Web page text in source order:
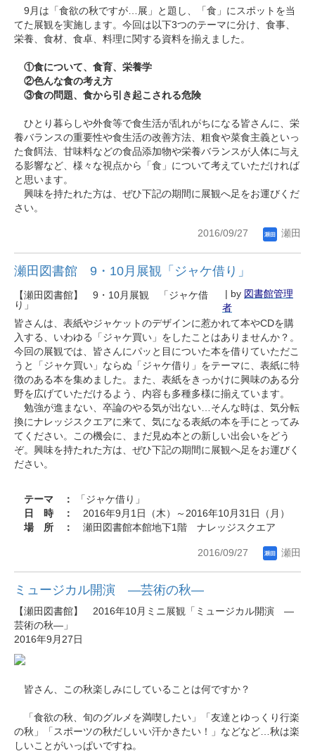
9月は「食欲の秋ですが…展」と題し、「食」にスポットを当
てた展観を実施します。今回は以下3つのテーマに分け、食事、
栄養、食材、食卓、料理に関する資料を揃えました。
①食について、食育、栄養学
②色んな食の考え方
③食の問題、食から引き起こされる危険
ひとり暮らしや外食等で食生活が乱れがちになる皆さんに、栄
養バランスの重要性や食生活の改善方法、粗食や菜食主義といっ
た食餌法、甘味料などの食品添加物や栄養バランスが人体に与え
る影響など、様々な視点から「食」について考えていただければ
と思います。
興味を持たれた方は、ぜひ下記の期間に展観へ足をお運びくだ
さい。
2016/09/27 瀬田
瀬田図書館 9・10月展観「ジャケ借り」
【瀬田図書館】 9・10月展観 「ジャケ借
り」
| by 図書館管理
者
皆さんは、表紙やジャケットのデザインに惹かれて本やCDを購
入する、いわゆる「ジャケ買い」をしたことはありませんか？。
今回の展観では、皆さんにパッと目についた本を借りていただこ
うと「ジャケ買い」ならぬ「ジャケ借り」をテーマに、表紙に特
徴のある本を集めました。また、表紙をきっかけに興味のある分
野を広げていただけるよう、内容も多種多様に揃えています。
勉強が進まない、卒論のやる気が出ない…そんな時は、気分転
換にナレッジスクエアに来て、気になる表紙の本を手にとってみ
てください。この機会に、まだ見ぬ本との新しい出会いをどう
ぞ。興味を持たれた方は、ぜひ下記の期間に展観へ足をお運びく
ださい。
テーマ ：
「ジャケ借り」
日 時 ：
2016年9月1日（木）～2016年10月31日（月）
場 所 ：
瀬田図書館本館地下1階 ナレッジスクエア
2016/09/27 瀬田
ミュージカル開演 ―芸術の秋―
【瀬田図書館】 2016年10月ミニ展観「ミュージカル開演 ―
芸術の秋―」
2016年9月27日
皆さん、この秋楽しみにしていることは何ですか？
「食欲の秋、旬のグルメを満喫したい」「友達とゆっくり行楽
の秋」「スポーツの秋だしいい汗かきたい！」などなど…秋は楽
しいことがいっぱいですね。